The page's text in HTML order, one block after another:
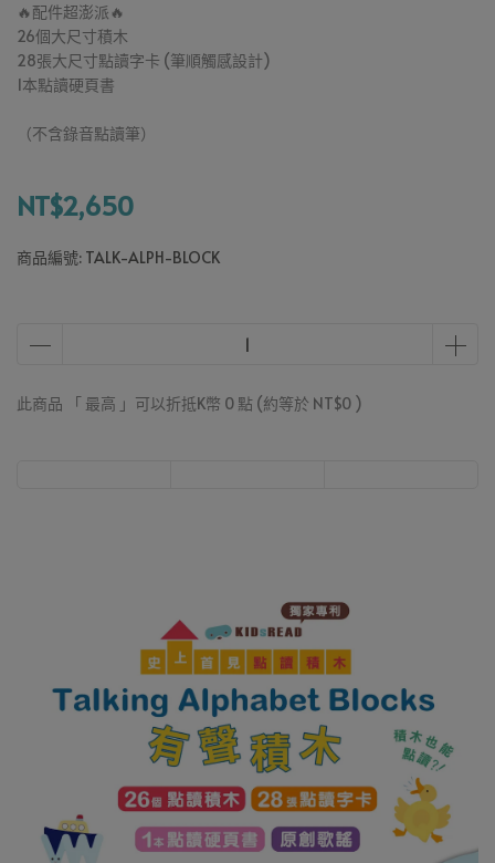
🔥配件超澎派🔥
26個大尺寸積木
28張大尺寸點讀字卡 (筆順觸感設計)
1本點讀硬頁書
（不含錄音點讀筆）
NT$2,650
商品編號: TALK-ALPH-BLOCK
此商品 「 最高 」可以折抵K幣 0 點 (約等於 NT$0 )